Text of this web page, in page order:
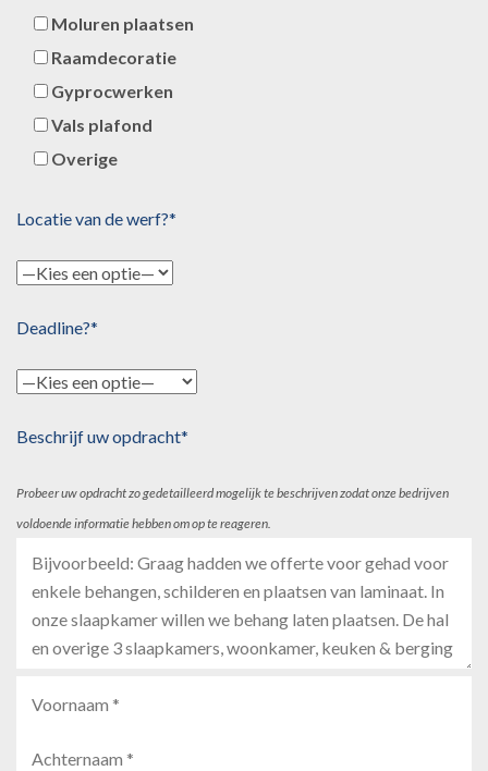
Moluren plaatsen
Raamdecoratie
Gyprocwerken
Vals plafond
Overige
Locatie van de werf?*
Deadline?*
Beschrijf uw opdracht*
Probeer uw opdracht zo gedetailleerd mogelijk te beschrijven zodat onze bedrijven
voldoende informatie hebben om op te reageren.